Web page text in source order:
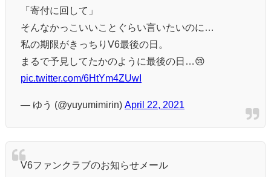
「寄付に回して」
そんなかっこいいことぐらい言いたいのに…
私の期限がきっちりV6最後の日。
まるで予見してたかのように最後の日…😢
pic.twitter.com/6HtYm4ZUwI
— ゆう (@yuyumimirin) April 22, 2021
V6ファンクラブのお知らせメール